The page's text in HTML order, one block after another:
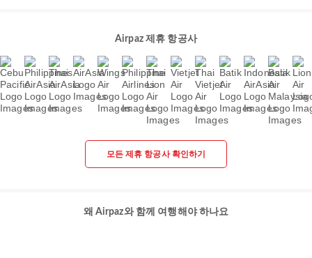
Airpaz 제휴 항공사
모든 제휴 항공사 확인하기
왜 Airpaz와 함께 여행해야 하나요